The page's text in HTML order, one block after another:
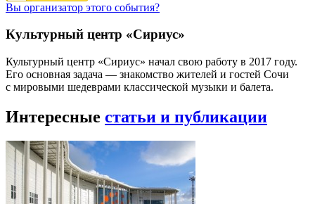
Вы организатор этого события?
Культурный центр «Сириус»
Культурный центр «Сириус» начал свою работу в 2017 году.
Его основная задача — знакомство жителей и гостей Сочи
с мировыми шедеврами классической музыки и балета.
Интересные статьи и публикации